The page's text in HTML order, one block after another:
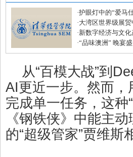
·护眼灯中的“爱马
·大湾区世界级展
居打造建材家居业
·新数字经济与文
化中心年度盛典圆
·“品味澳洲” 晚宴
式美味
从“百模大战”到
AI更近一步。然而
完成单一任务，这种
《钢铁侠》中能主
的“超级管家”贾维斯